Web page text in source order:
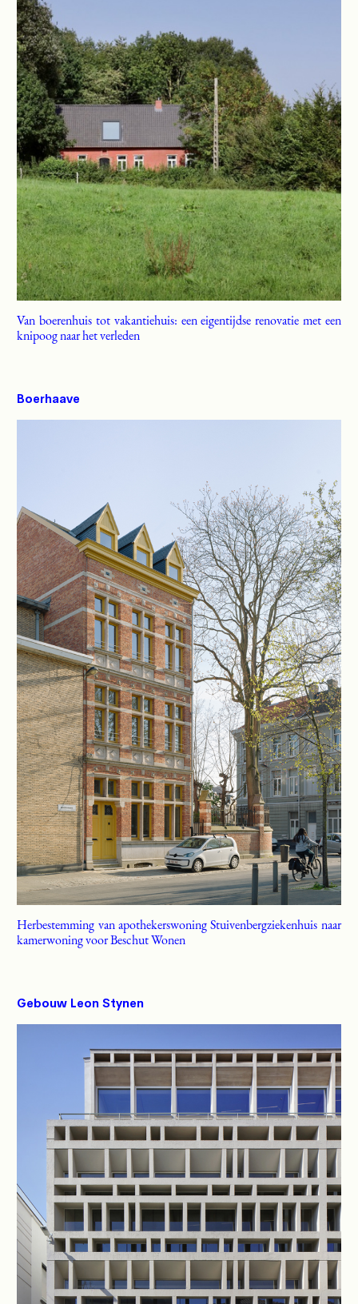
Van boerenhuis tot vakantiehuis: een eigentijdse renovatie met een
knipoog naar het verleden
Boerhaave
Herbestemming van apothekerswoning Stuivenbergziekenhuis naar
kamerwoning voor Beschut Wonen
Gebouw Leon Stynen